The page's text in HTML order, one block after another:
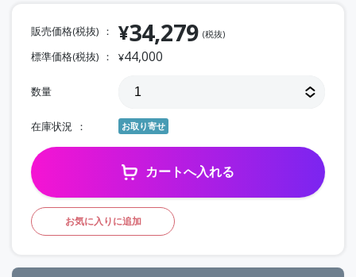
販売価格(税抜) ¥34,279 (税抜)
標準価格(税抜) ¥44,000
数量
在庫状況 お取り寄せ
カートへ入れる
お気に入りに追加